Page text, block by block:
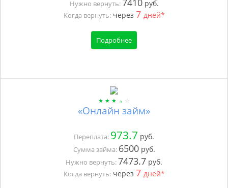
Нужно вернуть:7410руб.
Когда вернуть:через 7 дней*
Подробнее
«Онлайн займ»
Переплата: 973.7 руб.
Сумма займа: 6500руб.
Нужно вернуть:7473.7 руб.
Когда вернуть:через 7 дней*